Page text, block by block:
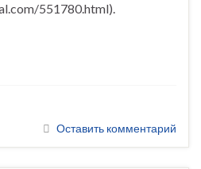
551780.html).
Оставить комментарий